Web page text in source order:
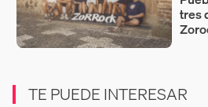
tres
TE PUEDE INTERESAR